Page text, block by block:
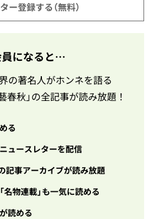
ー登録する（無料）
になると…
の著名人がホンネを語る
春秋」の全記事が読み放題！
る
ュースレターを配信
記事アーカイブが読み放題
物連載」も一気に読める
読める